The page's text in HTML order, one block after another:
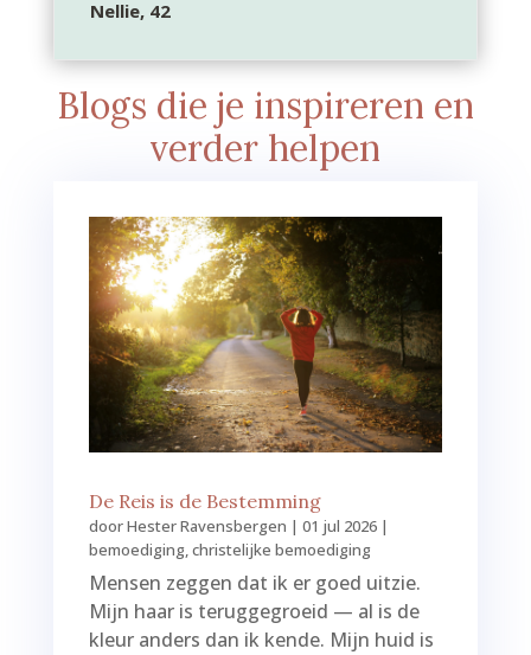
Nellie, 42
Blogs die je inspireren en
verder helpen
De Reis is de Bestemming
doorHester Ravensbergen | 01 jul 2026|
bemoediging,christelijke bemoediging
Mensen zeggen dat ik er goed uitzie.
Mijn haar is teruggegroeid — al is de
kleur anders dan ik kende. Mijn huid is